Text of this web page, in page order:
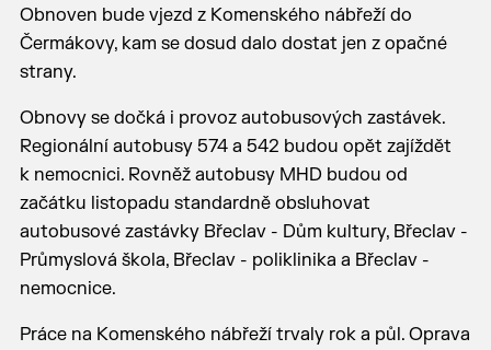
Obnoven bude vjezd z Komenského nábřeží do
Čermákovy, kam se dosud dalo dostat jen z opačné
strany.
Obnovy se dočká i provoz autobusových zastávek.
Regionální autobusy 574 a 542 budou opět zajíždět
k nemocnici. Rovněž autobusy MHD budou od
začátku listopadu standardně obsluhovat
autobusové zastávky Břeclav - Dům kultury, Břeclav -
Průmyslová škola, Břeclav - poliklinika a Břeclav -
nemocnice.
Práce na Komenského nábřeží trvaly rok a půl. Oprava